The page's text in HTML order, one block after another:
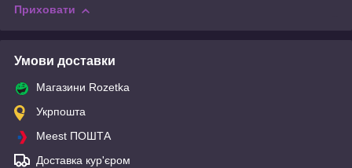
Приховати
Умови доставки
Магазини Rozetka
Укрпошта
Meest ПОШТА
Доставка кур'єром